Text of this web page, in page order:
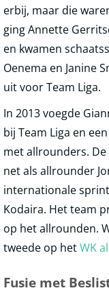
erbij, maar die
ging Annette
en kwamen
Oenema en Janine
uit voor Team Liga.
In 2013 voegde
bij Team Liga en
met allrounders.
net als allrounder
internationale
Kodaira. Het team
op het allrounden.
tweede op hetWK
Fusie met